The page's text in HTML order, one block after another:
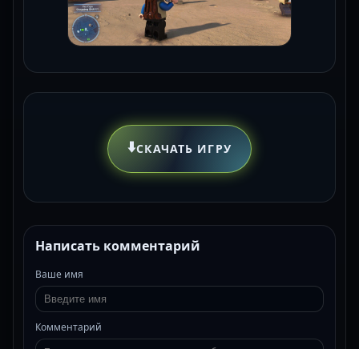
⬇️СКАЧАТЬ ИГРУ
Написать комментарий
Ваше имя
Комментарий